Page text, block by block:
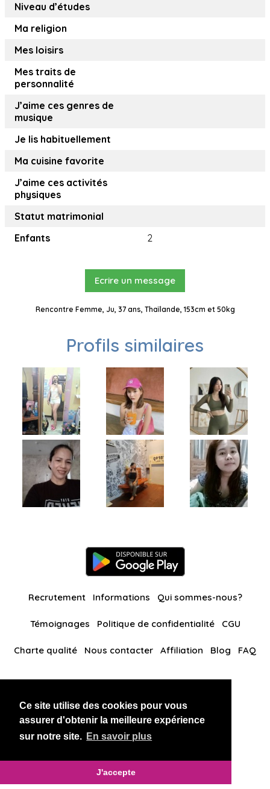
Ce site utilise des cookies pour vous
assurer d'obtenir la meilleure expérience
sur notre site. En savoir plus
J'accepte
Niveau d’études
Ma religion
Mes loisirs
Mes traits de
personnalité
J’aime ces genres de
musique
Je lis habituellement
Ma cuisine favorite
J’aime ces activités
physiques
Statut matrimonial
Enfants
2
Ecrire un message
Rencontre Femme, Ju, 37 ans, Thaïlande, 153cm et 50kg
Profils similaires
Recrutement Informations Qui sommes-nous?
Témoignages Politique de confidentialité CGU
Charte qualité Nous contacter Affiliation Blog FAQ
BlackAndBeauties RussianKisses